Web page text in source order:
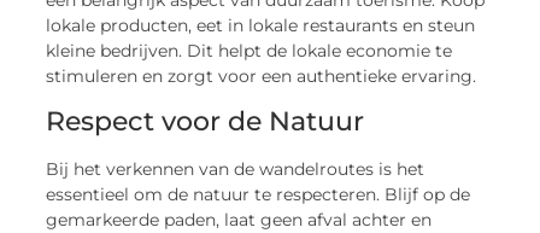
lokale producten, eet in lokale restaurants en steun
kleine bedrijven. Dit helpt de lokale economie te
stimuleren en zorgt voor een authentieke ervaring.
Respect voor de Natuur
Bij het verkennen van de wandelroutes is het
essentieel om de natuur te respecteren. Blijf op de
gemarkeerde paden, laat geen afval achter en